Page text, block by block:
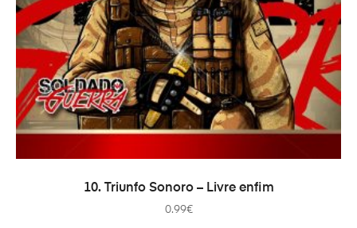
AÑADIR AL CARRITO
10. Triunfo Sonoro – Livre enfim
0.99€